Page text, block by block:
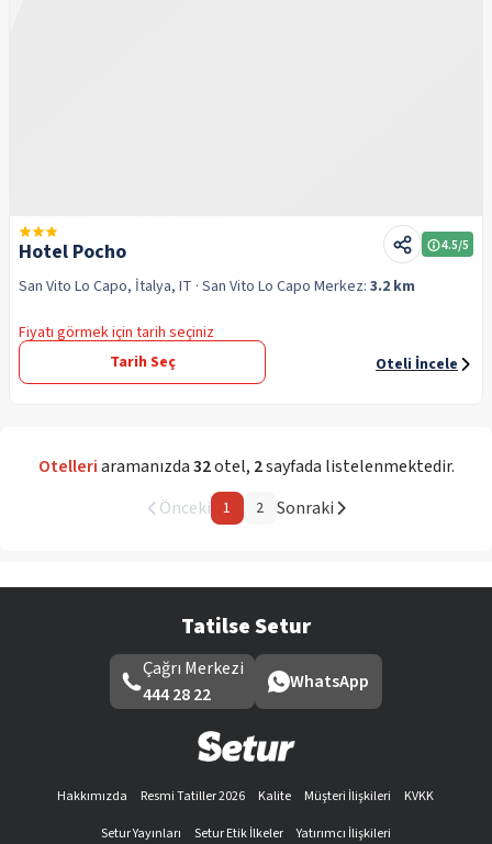
Hotel Pocho 4.5/5
San Vito Lo Capo, İtalya, IT · San Vito Lo Capo Merkez: 3.2 km
Fiyatı görmek için tarih seçiniz
Tarih Seç
Oteli İncele
Otelleriaramanızda32otel, 2sayfada listelenmektedir.
Önceki 1 2 Sonraki
Tatilse Setur
Çağrı Merkezi
444 28 22
WhatsApp
Hakkımızda Resmi Tatiller 2026 Kalite Müşteri İlişkileri
KVKK
Setur Yayınları
Setur Etik İlkeler
Yatırımcı İlişkileri